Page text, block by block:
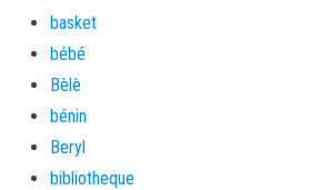
basket
bébé
Bèlè
bénin
Beryl
bibliotheque